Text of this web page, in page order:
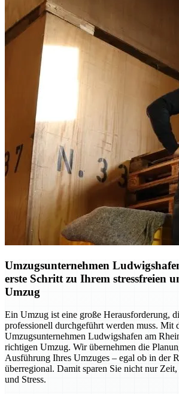
Umzugsunternehmen
erste Schritt zu Ihrem stressfreien
Umzug
Ein Umzug ist eine große Herausforderung,
professionell durchgeführt werden muss. Mit
Umzugsunternehmen Ludwigshafen am
richtigen Umzug. Wir übernehmen die
Ausführung Ihres Umzuges – egal ob in der
überregional. Damit sparen Sie nicht nur
und Stress.